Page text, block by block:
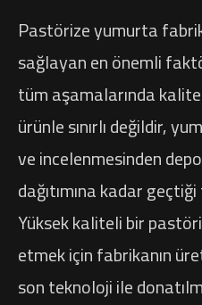
Pastörize yumurta
sağlayan en önemli
tüm aşamalarında
ürünle sınırlı değildir,
ve incelenmesinden
dağıtımına kadar
Yüksek kaliteli bir
etmek için fabrikanın
son teknoloji ile